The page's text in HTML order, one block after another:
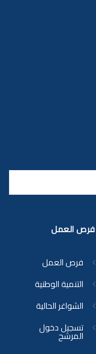
فرص العمل
فرص العمل
التنمية الوطنية
الشواغر الحالية
تسجيل دخول
المرشح